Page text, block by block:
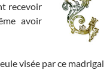
recevoir
avoir
visée par ce madrigal